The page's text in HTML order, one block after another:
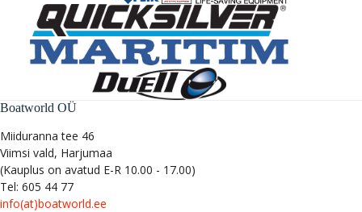
Boatworld OÜ
Miiduranna tee 46
Viimsi vald, Harjumaa
(Kauplus on avatud E-R 10.00 - 17.00)
Tel: 605 44 77
info(at)boatworld.ee